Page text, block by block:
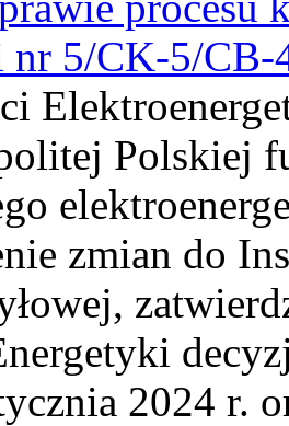
nr 5/CK-5/CB-
Polskiej
zmian do
2024 r.